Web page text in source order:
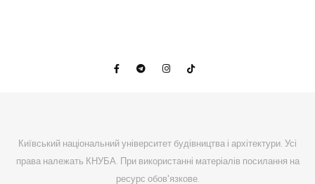
Київський національний університет будівництва і архітектури. Усі
права належать КНУБА. При використанні матеріалів посилання на
ресурс обов'язкове.